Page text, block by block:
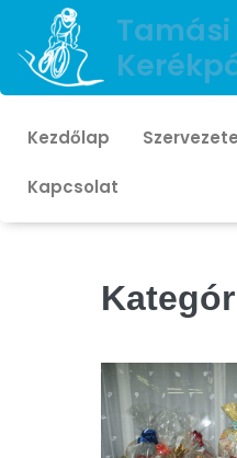
Tamási
Kezdőlap
Kapcsolat